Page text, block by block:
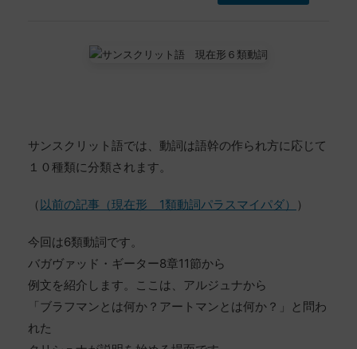
サンスクリット語では、動詞は語幹の作られ方に応じて
１０種類に分類されます。
（ 以前の記事（現在形 1類動詞パラスマイパダ） ）
今回は6類動詞です。
バガヴァッド・ギーター8章11節から
例文を紹介します。ここは、アルジュナから
「ブラフマンとは何か？アートマンとは何か？」と問わ
れた